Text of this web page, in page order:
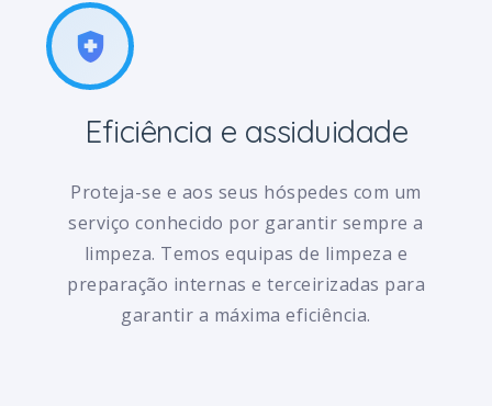
health_and_safety
Eficiência e assiduidade
Proteja-se e aos seus hóspedes com um
serviço conhecido por garantir sempre a
limpeza. Temos equipas de limpeza e
preparação internas e terceirizadas para
garantir a máxima eficiência.